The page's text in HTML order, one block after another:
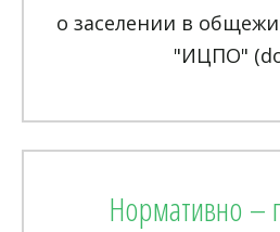
о заселении в
"ИЦПО"
Нормативно –